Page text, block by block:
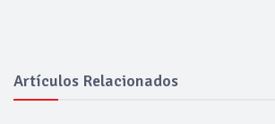
Artículos Relacionados